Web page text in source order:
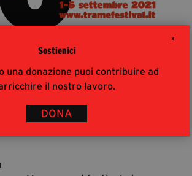
X
Sostienici
una donazione puoi contribuire ad
il nostro lavoro.
DONA